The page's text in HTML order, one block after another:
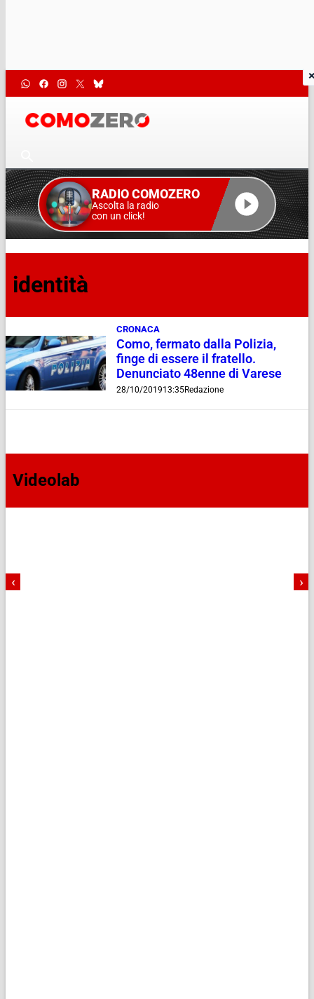
RADIO COMOZERO
Ascolta la radio
con un click!
identità
CRONACA
Como, fermato dalla Polizia,
finge di essere il fratello.
Denunciato 48enne di Varese
28/10/201913:35Redazione
Videolab
‹ ›